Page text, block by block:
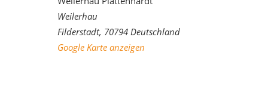
Weilerhau
Filderstadt, 70794 Deutschland
Google Karte anzeigen